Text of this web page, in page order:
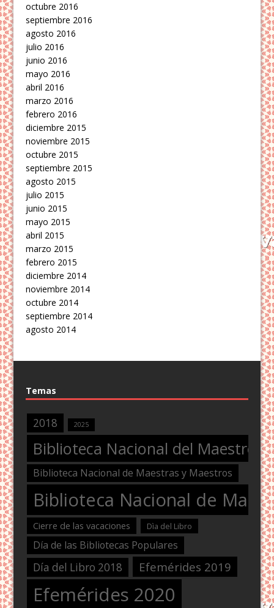
octubre 2016
septiembre 2016
agosto 2016
julio 2016
junio 2016
mayo 2016
abril 2016
marzo 2016
febrero 2016
diciembre 2015
noviembre 2015
octubre 2015
septiembre 2015
agosto 2015
julio 2015
junio 2015
mayo 2015
abril 2015
marzo 2015
febrero 2015
diciembre 2014
noviembre 2014
octubre 2014
septiembre 2014
agosto 2014
Temas
2018 2025
Biblioteca Nacional del Maestro
Biblioteca Nacional de Maestras y Maestros
Biblioteca Nacional de
Cierre de las vacaciones Dìa del Libro
Día de las Bibliotecas Populares
Día del Libro 2018 Efemérides 2019
Efemérides 2020